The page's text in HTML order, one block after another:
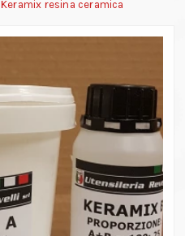
Keramix resina ceramica